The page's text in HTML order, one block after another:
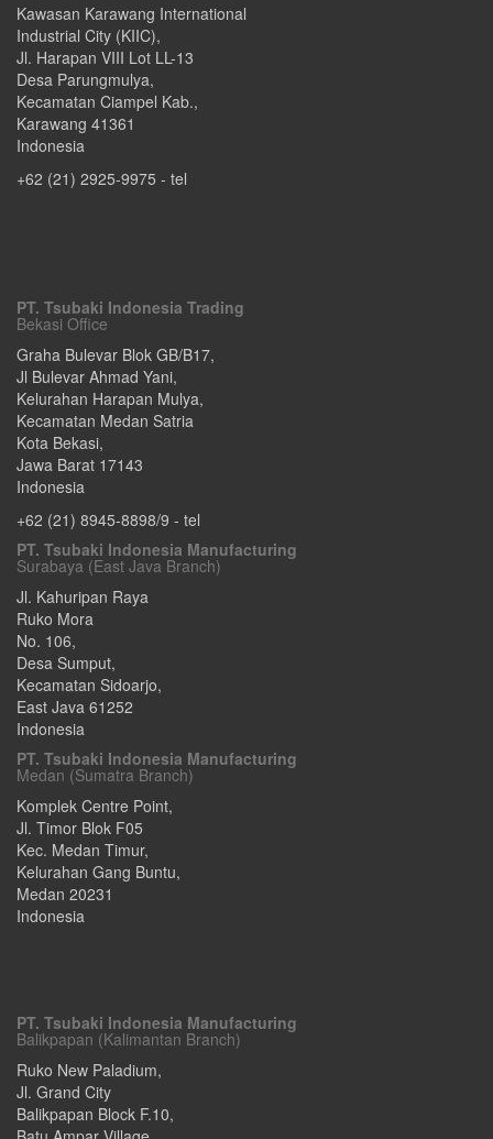
Kawasan Karawang International
Industrial City (KIIC),
Jl. Harapan VIII Lot LL-13
Desa Parungmulya,
Kecamatan Ciampel Kab.,
Karawang 41361
Indonesia
+62 (21) 2925-9975 - tel
PT. Tsubaki Indonesia Trading
Bekasi Office
Graha Bulevar Blok GB/B17,
Jl Bulevar Ahmad Yani,
Kelurahan Harapan Mulya,
Kecamatan Medan Satria
Kota Bekasi,
Jawa Barat 17143
Indonesia
+62 (21) 8945-8898/9 - tel
PT. Tsubaki Indonesia Manufacturing
Surabaya (East Java Branch)
Jl. Kahuripan Raya
Ruko Mora
No. 106,
Desa Sumput,
Kecamatan Sidoarjo,
East Java 61252
Indonesia
PT. Tsubaki Indonesia Manufacturing
Medan (Sumatra Branch)
Komplek Centre Point,
Jl. Timor Blok F05
Kec. Medan Timur,
Kelurahan Gang Buntu,
Medan 20231
Indonesia
PT. Tsubaki Indonesia Manufacturing
Balikpapan (Kalimantan Branch)
Ruko New Paladium,
Jl. Grand City
Balikpapan Block F.10,